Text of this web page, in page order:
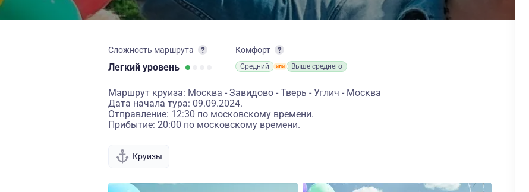
Сложность маршрута
Легкий уровень
Комфорт
Средний Выше среднего
Маршрут круиза: Москва - Завидово - Тверь - Углич - Москва
Дата начала тура: 09.09.2024.
Отправление: 12:30 по московскому времени.
Прибытие: 20:00 по московскому времени.
Круизы